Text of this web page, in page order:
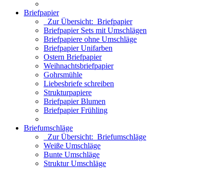
Briefpapier
Zur Übersicht: Briefpapier
Briefpapier Sets mit Umschlägen
Briefpapiere ohne Umschläge
Briefpapier Unifarben
Ostern Briefpapier
Weihnachtsbriefpapier
Gohrsmühle
Liebesbriefe schreiben
Strukturpapiere
Briefpapier Blumen
Briefpapier Frühling
Briefumschläge
Zur Übersicht: Briefumschläge
Weiße Umschläge
Bunte Umschläge
Struktur Umschläge